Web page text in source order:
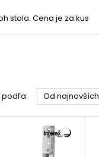
stola. Cena je za kus
podľa: Od najnovších